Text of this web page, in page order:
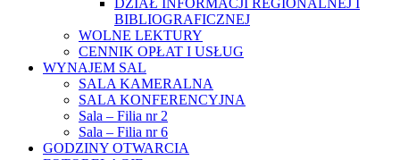
DZIAŁ INFORMACJI REGIONALNEJ I
BIBLIOGRAFICZNEJ
WOLNE LEKTURY
CENNIK OPŁAT I USŁUG
WYNAJEM SAL
SALA KAMERALNA
SALA KONFERENCYJNA
Sala – Filia nr 2
Sala – Filia nr 6
GODZINY OTWARCIA